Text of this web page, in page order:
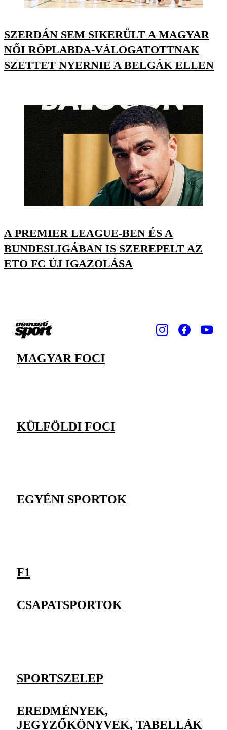
SZERDÁN SEM SIKERÜLT A MAGYAR
NŐI RÖPLABDA-VÁLOGATOTTNAK
SZETTET NYERNIE A BELGÁK ELLEN
A PREMIER LEAGUE-BEN ÉS A
BUNDESLIGÁBAN IS SZEREPELT AZ
ETO FC ÚJ IGAZOLÁSA
MAGYAR FOCI
KÜLFÖLDI FOCI
EGYÉNI SPORTOK
F1
CSAPATSPORTOK
SPORTSZELEP
EREDMÉNYEK,
JEGYZŐKÖNYVEK, TABELLÁK